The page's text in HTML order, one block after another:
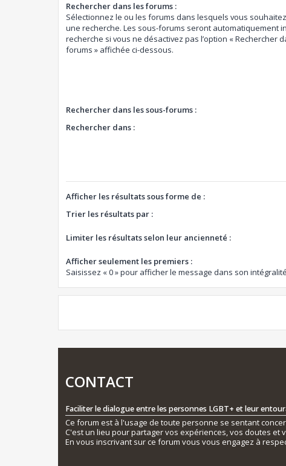
Rechercher dans les forums :
Sélectionnez le ou les forums dans lesquels vous
une recherche. Les sous-forums seront automatiquement
recherche si vous ne désactivez pas l’option « Rechercher
forums » affichée ci-dessous.
Rechercher dans les sous-forums :
Rechercher dans :
Afficher les résultats sous forme de :
Trier les résultats par :
Limiter les résultats selon leur ancienneté :
Afficher seulement les premiers :
Saisissez « 0 » pour afficher le message dans son
CONTACT
Faciliter le dialogue entre les personnes LGBT+ et leur
Ce forum est à l'usage de toute personne se sentant
C'est un lieu pour partager vos expériences, vos doutes et
En vous inscrivant sur ce forum vous vous engagez à